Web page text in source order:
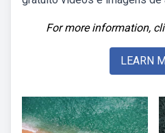
For more information,
LEARN